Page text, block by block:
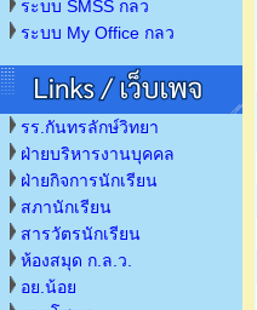
ระบบ SMSS กลว
ระบบ My Office กลว
รร.กันทรลักษ์วิทยา
ฝ่ายบริหารงานบุคคล
ฝ่ายกิจการนักเรียน
สภานักเรียน
สารวัตรนักเรียน
ห้องสมุด ก.ล.ว.
อย.น้อย